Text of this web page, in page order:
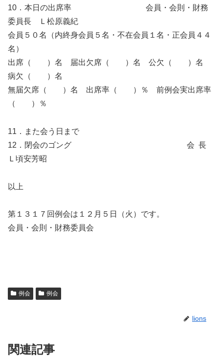
10．本日の出席率 会員・会則・財務
委員長 Ｌ松原義紀
会員５０名（内終身会員５名・不在会員１名・正会員４４
名）
出席（ ）名 届出欠席（ ）名 公欠（ ）名
病欠（ ）名
無届欠席（ ）名 出席率（ ）％ 前例会実出席率
（ ）％
11．また会う日まで
12．閉会のゴング 会 長
Ｌ頃安芳昭
以上
第１３１７回例会は１２月５日（火）です。
会員・会則・財務委員会
例会 例会
lions
関連記事